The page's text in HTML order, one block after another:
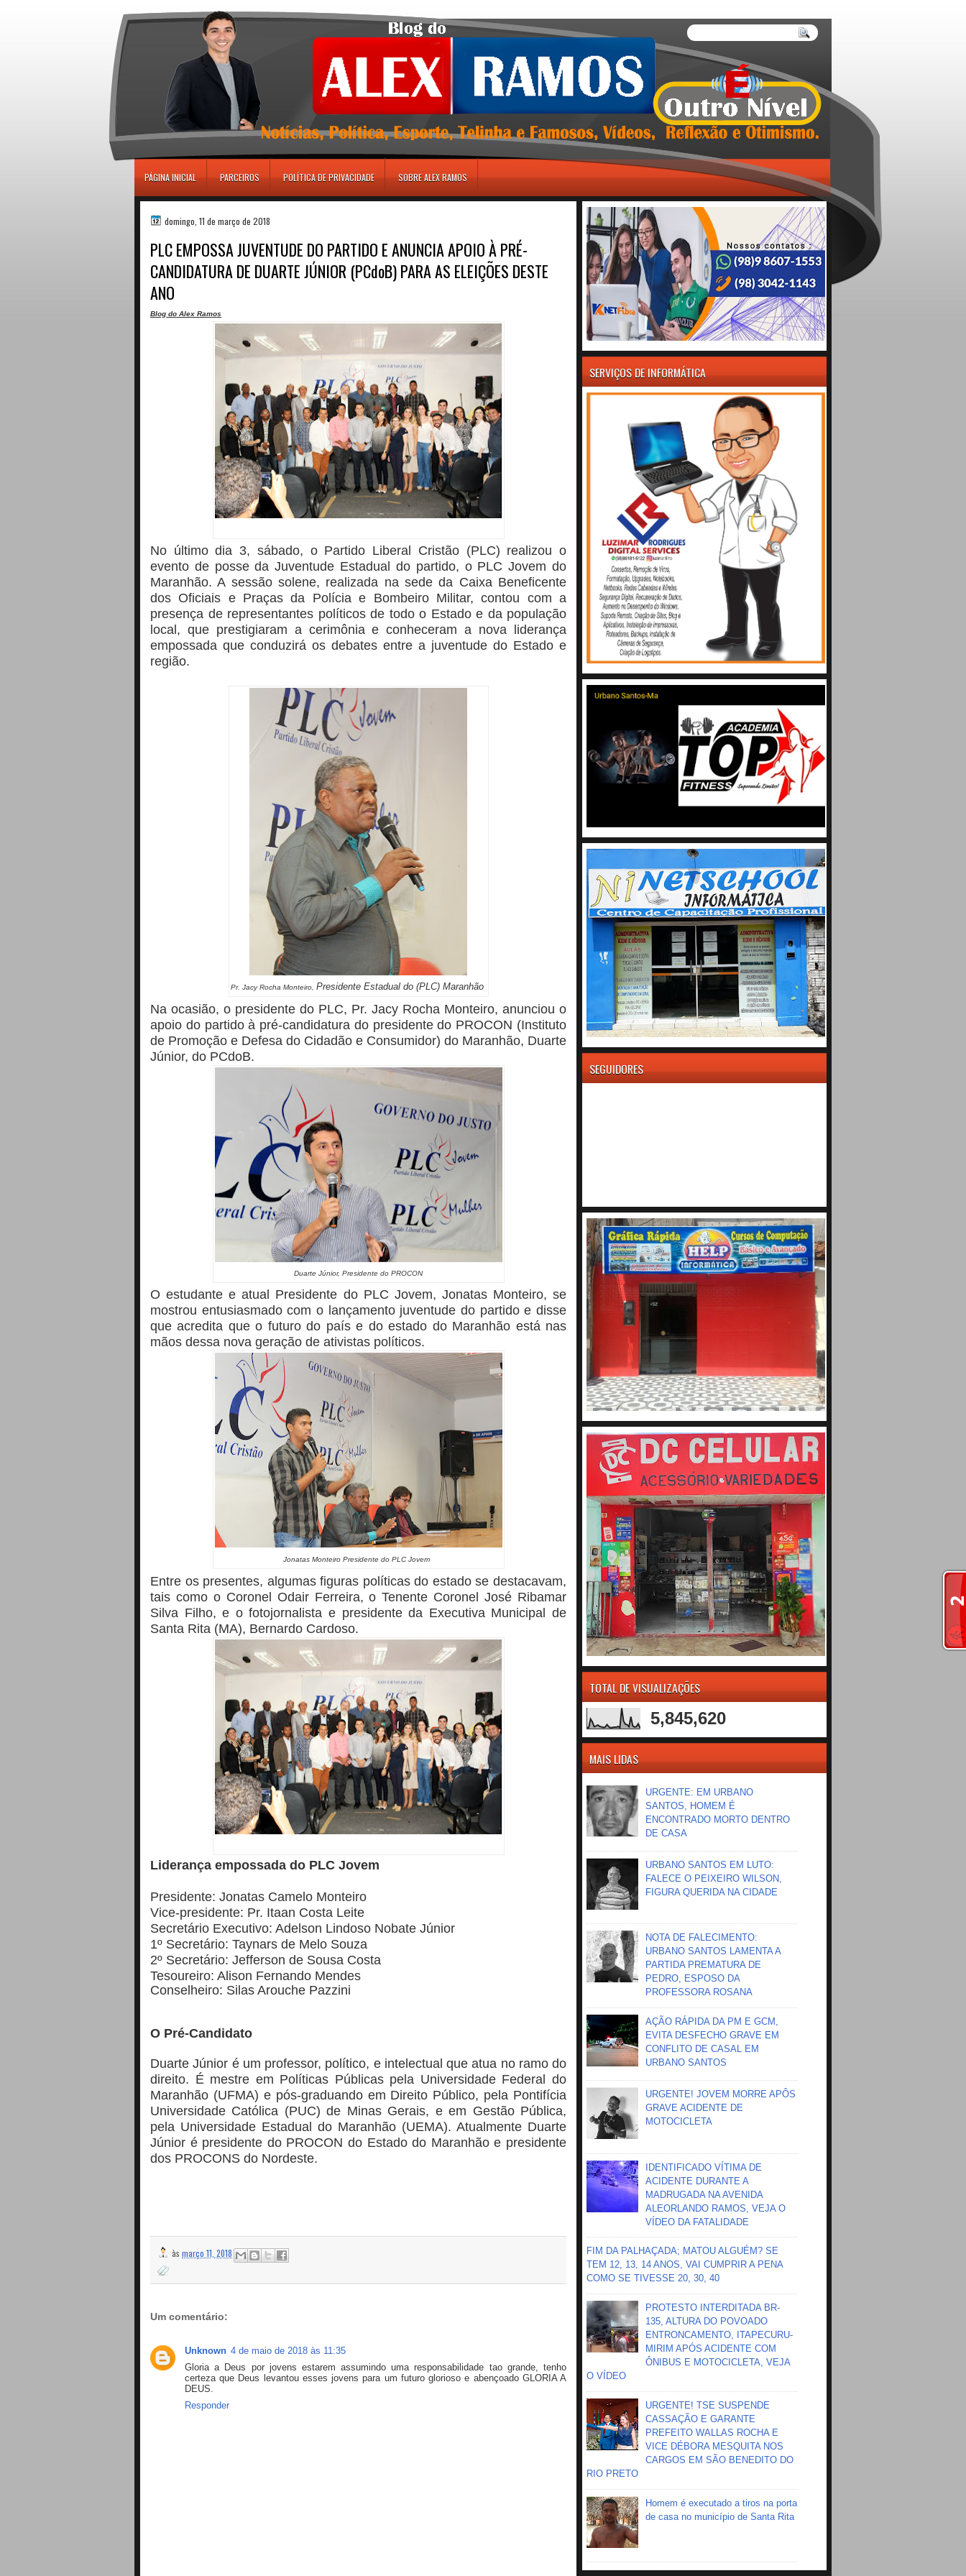
PÁGINA INICIAL PARCEIROS POLÍTICA DE PRIVACIDADE SOBRE ALEX RAMOS
domingo, 11 de março de 2018
PLC EMPOSSA JUVENTUDE DO PARTIDO E ANUNCIA APOIO À PRÉ-
CANDIDATURA DE DUARTE JÚNIOR (PCdoB) PARA AS ELEIÇÕES DESTE
ANO
Blog do Alex Ramos
No último dia 3, sábado, o Partido Liberal Cristão (PLC) realizou o
evento de posse da Juventude Estadual do partido, o PLC Jovem do
Maranhão. A sessão solene, realizada na sede da Caixa Beneficente
dos Oficiais e Praças da Polícia e Bombeiro Militar, contou com a
presença de representantes políticos de todo o Estado e da população
local, que prestigiaram a cerimônia e conheceram a nova liderança
empossada que conduzirá os debates entre a juventude do Estado e
região.
Pr. Jacy Rocha Monteiro, Presidente Estadual do (PLC) Maranhão
Na ocasião, o presidente do PLC, Pr. Jacy Rocha Monteiro, anunciou o
apoio do partido à pré-candidatura do presidente do PROCON (Instituto
de Promoção e Defesa do Cidadão e Consumidor) do Maranhão, Duarte
Júnior, do PCdoB.
Duarte Júnior, Presidente do PROCON
Oestudante e atual Presidente do PLC Jovem, Jonatas Monteiro, se
mostrou entusiasmado com o lançamento juventude do partido e disse
que acredita que o futuro do país e do estado do Maranhão está nas
mãos dessa nova geração de ativistas políticos.
Jonatas Monteiro Presidente do PLC Jovem
Entre os presentes, algumas figuras políticas do estado se destacavam,
tais como o Coronel Odair Ferreira, o Tenente Coronel José Ribamar
Silva Filho, e o fotojornalista e presidente da Executiva Municipal de
Santa Rita (MA), Bernardo Cardoso.
Liderança empossada do PLC Jovem
Presidente: Jonatas Camelo Monteiro
Vice-presidente: Pr. Itaan Costa Leite
Secretário Executivo: Adelson Lindoso Nobate Júnior
1º Secretário: Taynars de Melo Souza
2º Secretário: Jefferson de Sousa Costa
Tesoureiro: Alison Fernando Mendes
Conselheiro: Silas Arouche Pazzini
O Pré-Candidato
Duarte Júnior é um professor, político, e intelectual que atua no ramo do
direito. É mestre em Políticas Públicas pela Universidade Federal do
Maranhão (UFMA) e pós-graduando em Direito Público, pela Pontifícia
Universidade Católica (PUC) de Minas Gerais, e em Gestão Pública,
pela Universidade Estadual do Maranhão (UEMA). Atualmente Duarte
Júnior é presidente do PROCON do Estado do Maranhão e presidente
dos PROCONS do Nordeste.
às março 11, 2018
Um comentário:
Unknown 4 de maio de 2018 às 11:35
Gloria a Deus por jovens estarem assumindo uma responsabilidade tao grande, tenho
certeza que Deus levantou esses jovens para um futuro glorioso e abençoado GLORIA A
DEUS.
Responder
SERVIÇOS DE INFORMÁTICA
SEGUIDORES
TOTAL DE VISUALIZAÇÕES
5,845,620
MAIS LIDAS
URGENTE: EM URBANO
SANTOS, HOMEM É
ENCONTRADO MORTO DENTRO
DE CASA
URBANO SANTOS EM LUTO:
FALECE O PEIXEIRO WILSON,
FIGURA QUERIDA NA CIDADE
NOTA DE FALECIMENTO:
URBANO SANTOS LAMENTA A
PARTIDA PREMATURA DE
PEDRO, ESPOSO DA
PROFESSORA ROSANA
AÇÃO RÁPIDA DA PM E GCM,
EVITA DESFECHO GRAVE EM
CONFLITO DE CASAL EM
URBANO SANTOS
URGENTE! JOVEM MORRE APÔS
GRAVE ACIDENTE DE
MOTOCICLETA
IDENTIFICADO VÍTIMA DE
ACIDENTE DURANTE A
MADRUGADA NA AVENIDA
ALEORLANDO RAMOS, VEJA O
VÍDEO DA FATALIDADE
FIM DA PALHAÇADA; MATOU ALGUÉM? SE
TEM 12, 13, 14 ANOS, VAI CUMPRIR A PENA
COMO SE TIVESSE 20, 30, 40
PROTESTO INTERDITADA BR-
135, ALTURA DO POVOADO
ENTRONCAMENTO, ITAPECURU-
MIRIM APÓS ACIDENTE COM
ÔNIBUS E MOTOCICLETA, VEJA
O VÍDEO
URGENTE! TSE SUSPENDE
CASSAÇÃO E GARANTE
PREFEITO WALLAS ROCHA E
VICE DÉBORA MESQUITA NOS
CARGOS EM SÃO BENEDITO DO
RIO PRETO
Homem é executado a tiros na porta
de casa no município de Santa Rita